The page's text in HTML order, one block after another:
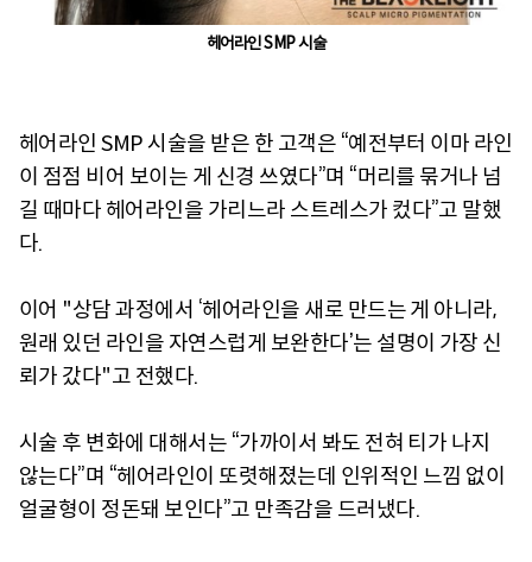
헤어라인 SMP 시술
헤어라인 SMP 시술을 받은 한 고객은 “예전부터 이마 라인
이 점점 비어 보이는 게 신경 쓰였다”며 “머리를 묶거나 넘
길 때마다 헤어라인을 가리느라 스트레스가 컸다”고 말했
다.
이어 "상담 과정에서 ‘헤어라인을 새로 만드는 게 아니라,
원래 있던 라인을 자연스럽게 보완한다’는 설명이 가장 신
뢰가 갔다"고 전했다.
시술 후 변화에 대해서는 “가까이서 봐도 전혀 티가 나지
않는다”며 “헤어라인이 또렷해졌는데 인위적인 느낌 없이
얼굴형이 정돈돼 보인다”고 만족감을 드러냈다.